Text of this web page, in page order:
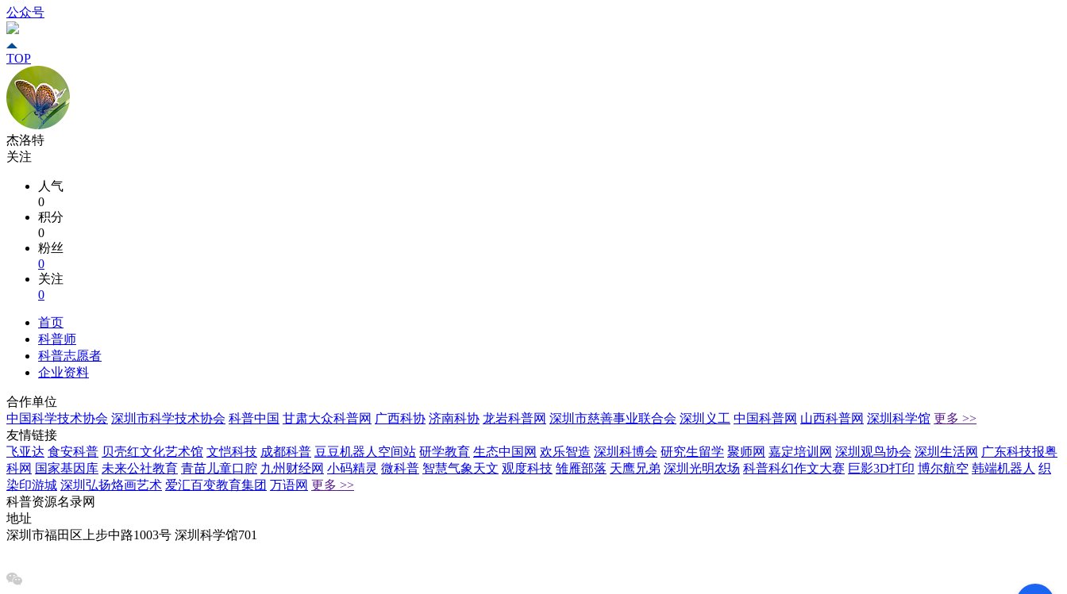
公众号
TOP
杰洛特
关注
人气
0
积分
0
粉丝
0
关注
0
首页
科普师
科普志愿者
企业资料
合作单位
中国科学技术协会 深圳市科学技术协会 科普中国 甘肃大众科普网 广西科协 济南科协 龙岩科普网 深圳市慈善事业联合会 深圳义工 中国科普网 山西科普网 深圳科学馆 更多 >>
友情链接
飞亚达 食安科普 贝壳红文化艺术馆 文恺科技 成都科普 豆豆机器人空间站 研学教育 生态中国网 欢乐智造 深圳科博会 研究生留学 聚师网 嘉定培训网 深圳观鸟协会 深圳生活网 广东科技报粤
科网 国家基因库 未来公社教育 青苗儿童口腔 九州财经网 小码精灵 微科普 智慧气象天文 观度科技 雏雁部落 天鹰兄弟 深圳光明农场 科普科幻作文大赛 巨影3D打印 博尔航空 韩端机器人 织
染印游城 深圳弘扬烙画艺术 爱汇百变教育集团 万语网 更多 >>
科普资源名录网
地址
深圳市福田区上步中路1003号 深圳科学馆701